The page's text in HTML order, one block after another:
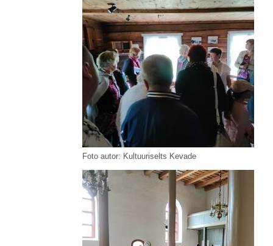
Foto autor: Kultuuriselts Kevade